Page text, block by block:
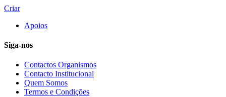
Criar
Apoios
Siga-nos
Contactos Organismos
Contacto Institucional
Quem Somos
Termos e Condições